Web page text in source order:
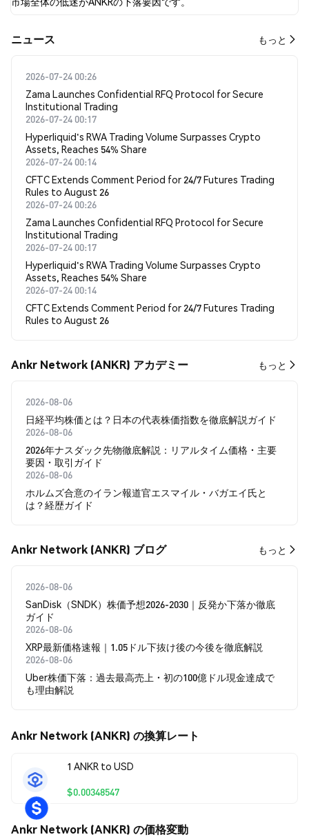
​​ニュース​​ もっと
2026-07-24 00:26
Zama Launches Confidential RFQ Protocol for Secure
Institutional Trading
2026-07-24 00:17
Hyperliquid's RWA Trading Volume Surpasses Crypto
Assets, Reaches 54% Share
2026-07-24 00:14
CFTC Extends Comment Period for 24/7 Futures Trading
Rules to August 26
2026-07-24 00:26
Zama Launches Confidential RFQ Protocol for Secure
Institutional Trading
2026-07-24 00:17
Hyperliquid's RWA Trading Volume Surpasses Crypto
Assets, Reaches 54% Share
2026-07-24 00:14
CFTC Extends Comment Period for 24/7 Futures Trading
Rules to August 26
Ankr Network (ANKR) アカデミー もっと
2026-08-06
日経平均株価とは？日本の代表株価指数を徹底解説ガイド
2026-08-06
2026年ナスダック先物徹底解説：リアルタイム価格・主要
要因・取引ガイド
2026-08-06
ホルムズ合意のイラン報道官エスマイル・バガエイ氏と
は？経歴ガイド
Ankr Network (ANKR) ブログ もっと
2026-08-06
SanDisk（SNDK）株価予想2026-2030｜反発か下落か徹底
ガイド
2026-08-06
XRP最新価格速報｜1.05ドル下抜け後の今後を徹底解説
2026-08-06
Uber株価下落：過去最高売上・初の100億ドル現金達成で
も理由解説
Ankr Network (ANKR) の換算レート
1 ANKR to USD
$0.00348547
Ankr Network (ANKR) の価格変動